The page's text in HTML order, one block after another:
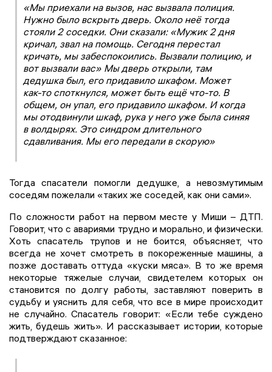
«Мы приехали на вызов, нас вызвала полиция.
Нужно было вскрыть дверь. Около неё тогда
стояли 2 соседки. Они сказали: «Мужик 2 дня
кричал, звал на помощь. Сегодня перестал
кричать, мы забеспокоились. Вызвали полицию, и
вот вызвали вас» Мы дверь открыли, там
дедушка был, его придавило шкафом. Может
как-то споткнулся, может быть ещё что-то. В
общем, он упал, его придавило шкафом. И когда
мы отодвинули шкаф, рука у него уже была синяя
в волдырях. Это синдром длительного
сдавливания. Мы его передали в скорую»
Тогда спасатели помогли дедушке, а невозмутимым
соседям пожелали «таких же соседей, как они сами».
По сложности работ на первом месте у Миши – ДТП.
Говорит, что с авариями трудно и морально, и физически.
Хоть спасатель трупов и не боится, объясняет, что
всегда не хочет смотреть в покореженные машины, а
позже доставать оттуда «куски мяса». В то же время
некоторые тяжелые случаи, свидетелем которых он
становится по долгу работы, заставляют поверить в
судьбу и уяснить для себя, что все в мире происходит
не случайно. Спасатель говорит: «Если тебе суждено
жить, будешь жить». И рассказывает истории, которые
подтверждают сказанное: